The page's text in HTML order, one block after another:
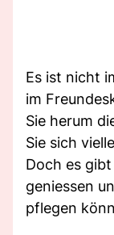
Es ist nicht
im
Sie herum
Sie sich
Doch es gibt
geniessen
pflegen